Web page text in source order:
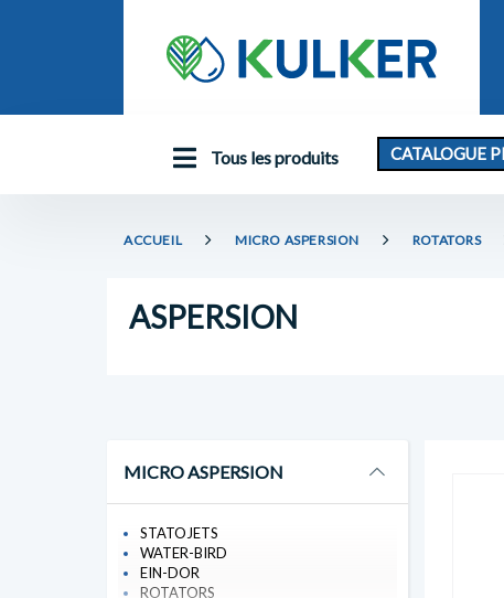
Tous les produits CATALOGUE
ACCUEIL MICRO ASPERSION ROTATORS
ASPERSION
MICRO ASPERSION
STATOJETS
WATER-BIRD
EIN-DOR
ROTATORS